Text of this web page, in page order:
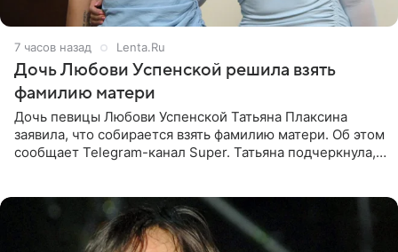
7 часов назад Lenta.Ru
Дочь Любови Успенской решила взять
фамилию матери
Дочь певицы Любови Успенской Татьяна Плаксина
заявила, что собирается взять фамилию матери. Об этом
сообщает Telegram-канал Super. Татьяна подчеркнула,